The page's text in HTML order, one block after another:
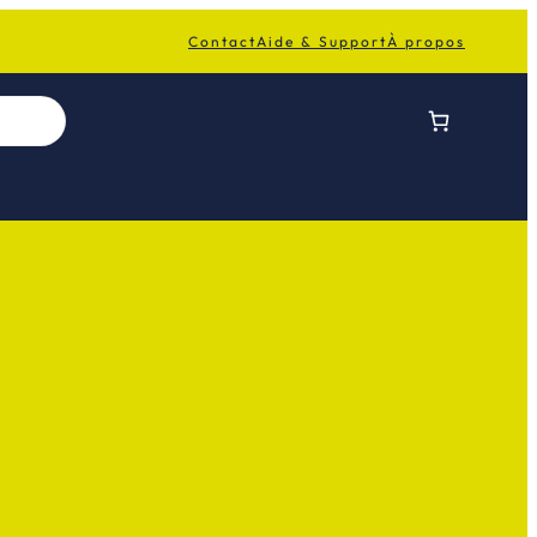
ContactAide & SupportÀ propos